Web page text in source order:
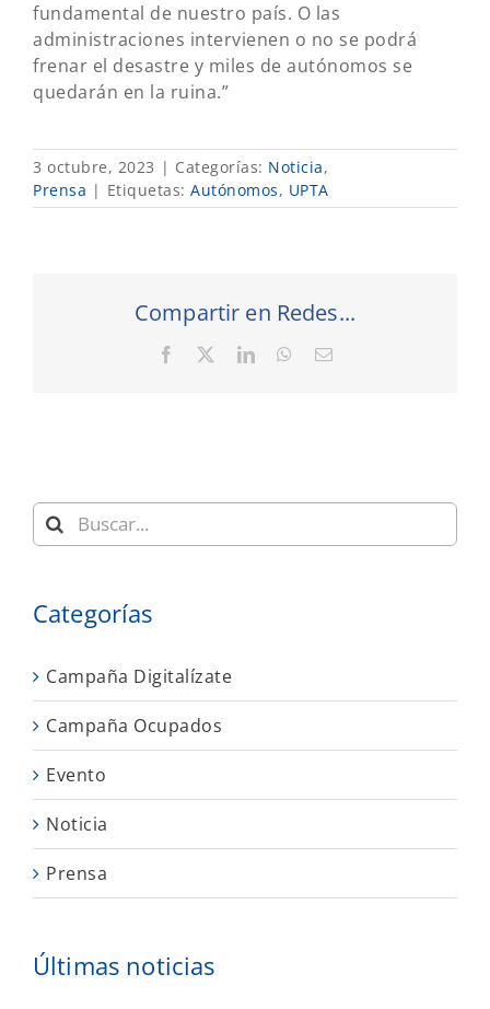
fundamental de nuestro país. O las
administraciones intervienen o no se podrá
frenar el desastre y miles de autónomos se
quedarán en la ruina.”
3 octubre, 2023 | Categorías: Noticia,
Prensa | Etiquetas: Autónomos, UPTA
Compartir en Redes...
Facebook LinkedInWhatsApp
Correo
Buscar:
Categorías
Campaña Digitalízate
Campaña Ocupados
Evento
Noticia
Prensa
Últimas noticias